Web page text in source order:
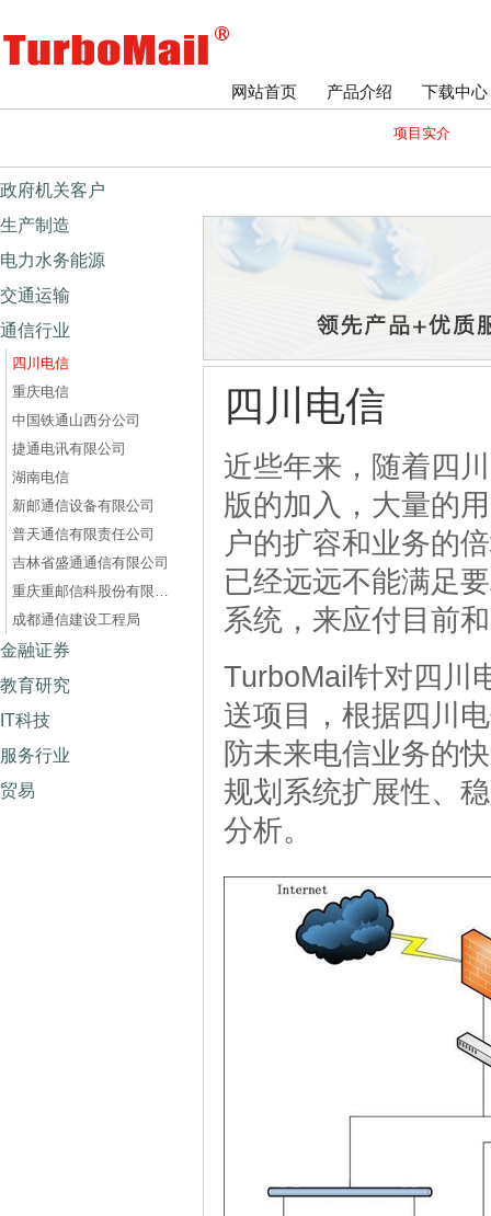
网站首页 产品介绍 下载中心
项目实介
政府机关客户
生产制造
电力水务能源
交通运输
通信行业
四川电信
重庆电信
中国铁通山西分公司
捷通电讯有限公司
湖南电信
新邮通信设备有限公司
普天通信有限责任公司
吉林省盛通通信有限公司
重庆重邮信科股份有限公司
成都通信建设工程局
金融证券
教育研究
IT科技
服务行业
贸易
四川电信
近些年来，随着四
版的加入，大量的
户的扩容和业务的
已经远远不能满足
系统，来应付目前
TurboMail针对四川
送项目，根据四川
防未来电信业务的
规划系统扩展性、
分析。